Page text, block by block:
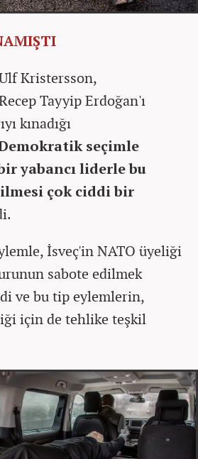
Kristersson,
Tayyip Erdoğan'ı
kınadığı
seçimle
yabancı liderle bu
çok ciddi bir
İsveç'in NATO üyeliği
sabote edilmek
ve bu tip eylemlerin,
için de tehlike teşkil